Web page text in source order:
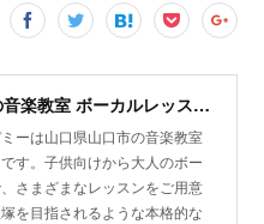
山口県山口市の音楽教室 ボーカルレッスン | ローズ芸術アカデミー
ーは山口県山口市の音楽教室
す。子供向けから大人のボー
さまざまなレッスンをご用意
を目指されるような本格的な